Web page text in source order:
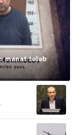
manat tələb